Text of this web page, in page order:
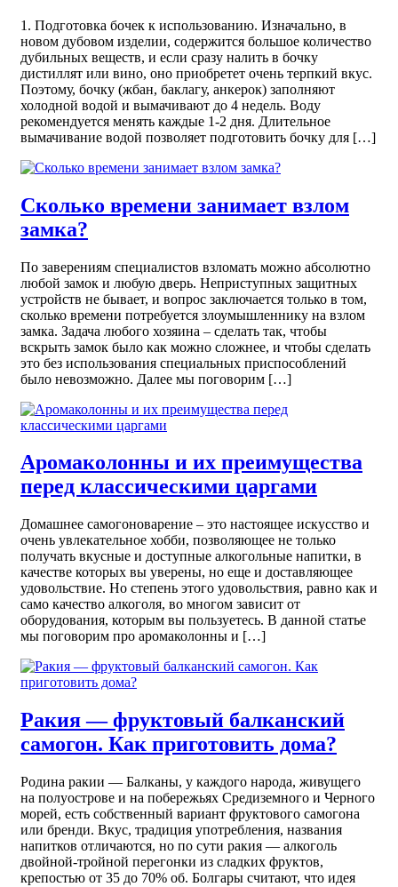
1. Подготовка бочек к использованию. Изначально, в
новом дубовом изделии, содержится большое количество
дубильных веществ, и если сразу налить в бочку
дистиллят или вино, оно приобретет очень терпкий вкус.
Поэтому, бочку (жбан, баклагу, анкерок) заполняют
холодной водой и вымачивают до 4 недель. Воду
рекомендуется менять каждые 1-2 дня. Длительное
вымачивание водой позволяет подготовить бочку для […]
Сколько времени занимает взлом
замка?
По заверениям специалистов взломать можно абсолютно
любой замок и любую дверь. Неприступных защитных
устройств не бывает, и вопрос заключается только в том,
сколько времени потребуется злоумышленнику на взлом
замка. Задача любого хозяина – сделать так, чтобы
вскрыть замок было как можно сложнее, и чтобы сделать
это без использования специальных приспособлений
было невозможно. Далее мы поговорим […]
Аромаколонны и их преимущества
перед классическими царгами
Домашнее самогоноварение – это настоящее искусство и
очень увлекательное хобби, позволяющее не только
получать вкусные и доступные алкогольные напитки, в
качестве которых вы уверены, но еще и доставляющее
удовольствие. Но степень этого удовольствия, равно как и
само качество алкоголя, во многом зависит от
оборудования, которым вы пользуетесь. В данной статье
мы поговорим про аромаколонны и […]
Ракия — фруктовый балканский
самогон. Как приготовить дома?
Родина ракии — Балканы, у каждого народа, живущего
на полуострове и на побережьях Средиземного и Черного
морей, есть собственный вариант фруктового самогона
или бренди. Вкус, традиция употребления, названия
напитков отличаются, но по сути ракия — алкоголь
двойной-тройной перегонки из сладких фруктов,
крепостью от 35 до 70% об. Болгары считают, что идея